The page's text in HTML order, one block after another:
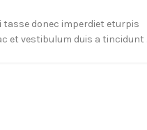
donec imperdiet eturpis
et vestibulum duis a tincidunt